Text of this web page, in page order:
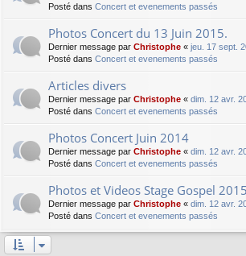
Posté dans Concert et evenements passés
Photos Concert du 13 Juin 2015.
Dernier message par Christophe « jeu. 17 sept.
Posté dans Concert et evenements passés
Articles divers
Dernier message par Christophe « dim. 12 avr.
Posté dans Concert et evenements passés
Photos Concert Juin 2014
Dernier message par Christophe « dim. 12 avr.
Posté dans Concert et evenements passés
Photos et Videos Stage Gospel 2015
Dernier message par Christophe « dim. 12 avr.
Posté dans Concert et evenements passés